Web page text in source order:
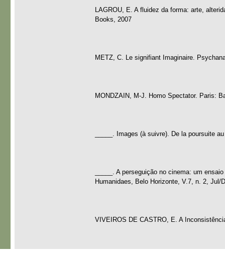
LAGROU, E. A fluidez da forma: arte,
Books, 2007
METZ, C. Le signifiant Imaginaire.
MONDZAIN, M-J. Homo Spectator. Paris:
_____. Images (à suivre). De la poursuite
_____. A perseguição no cinema: um
Humanidaes, Belo Horizonte, V.7, n. 2, Jul/
VIVEIROS DE CASTRO, E. A